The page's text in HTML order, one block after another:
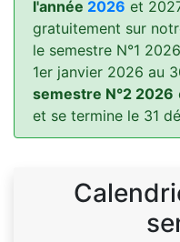
l'année 2026 et
gratuitement sur
le semestre N°1
1er janvier 2026 au
semestre N°2 2026
et se termine le 31